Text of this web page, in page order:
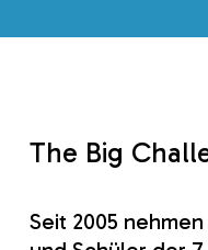
The Big
Seit 2005